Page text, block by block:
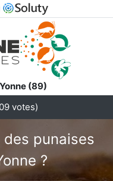
(89)
votes)
punaises
?